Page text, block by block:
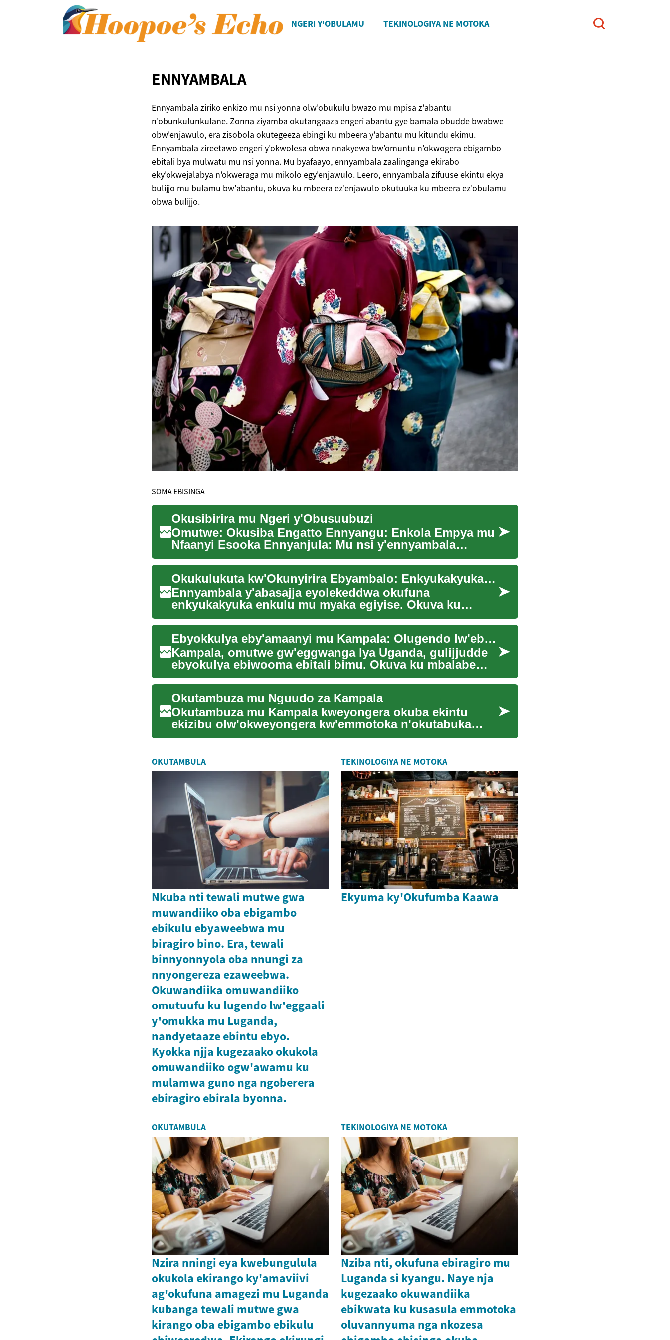
NGERI Y'OBULAMU TEKINOLOGIYA NE MOTOKA
ENNYAMBALA
Ennyambala ziriko enkizo mu nsi yonna olw'obukulu bwazo mu mpisa z'abantu
n'obunkulunkulane. Zonna ziyamba okutangaaza engeri abantu gye bamala obudde bwabwe
obw'enjawulo, era zisobola okutegeeza ebingi ku mbeera y'abantu mu kitundu ekimu.
Ennyambala zireetawo engeri y'okwolesa obwa nnakyewa bw'omuntu n'okwogera ebigambo
ebitali bya mulwatu mu nsi yonna. Mu byafaayo, ennyambala zaalinganga ekirabo
eky'okwejalabya n'okweraga mu mikolo egy'enjawulo. Leero, ennyambala zifuuse ekintu ekya
bulijjo mu bulamu bw'abantu, okuva ku mbeera ez'enjawulo okutuuka ku mbeera ez'obulamu
obwa bulijjo.
SOMA EBISINGA
Okusibirira mu Ngeri y'Obusuubuzi
Omutwe: Okusiba Engatto Ennyangu: Enkola Empya mu
Nfaanyi Esooka Ennyanjula: Mu nsi y'ennyambala
y'omulembe, engatto ...
Okukulukuta kw'Okunyirira Ebyambalo: Enkyukakyuka mu Nnyambala y'Abasajja
Ennyambala y'abasajja eyolekeddwa okufuna
enkyukakyuka enkulu mu myaka egiyise. Okuva ku
kugabirira kw'ebikozesebwa e...
Ebyokkulya eby'amaanyi mu Kampala: Olugendo lw'ebyokulya
Kampala, omutwe gw'eggwanga lya Uganda, gulijjudde
ebyokulya ebiwooma ebitali bimu. Okuva ku mbalabe
z'emmere ey'oku ...
Okutambuza mu Nguudo za Kampala
Okutambuza mu Kampala kweyongera okuba ekintu
ekizibu olw'okweyongera kw'emmotoka n'okutabuka
kw'enguudo. Bino byonna...
OKUTAMBULA
Nkuba nti tewali mutwe gwa
muwandiiko oba ebigambo
ebikulu ebyaweebwa mu
biragiro bino. Era, tewali
binnyonnyola oba nnungi za
nnyongereza ezaweebwa.
Okuwandiika omuwandiiko
omutuufu ku lugendo lw'eggaali
y'omukka mu Luganda,
nandyetaaze ebintu ebyo.
Kyokka njja kugezaako okukola
omuwandiiko ogw'awamu ku
mulamwa guno nga ngoberera
ebiragiro ebirala byonna.
TEKINOLOGIYA NE MOTOKA
Ekyuma ky'Okufumba Kaawa
OKUTAMBULA
Nzira nningi eya kwebungulula
okukola ekirango ky'amaviivi
ag'okufuna amagezi mu Luganda
kubanga tewali mutwe gwa
kirango oba ebigambo ebikulu
TEKINOLOGIYA NE MOTOKA
Nziba nti, okufuna ebiragiro mu
Luganda si kyangu. Naye nja
kugezaako okuwandiika
ebikwata ku kusasula emmotoka
oluvannyuma nga nkozesa